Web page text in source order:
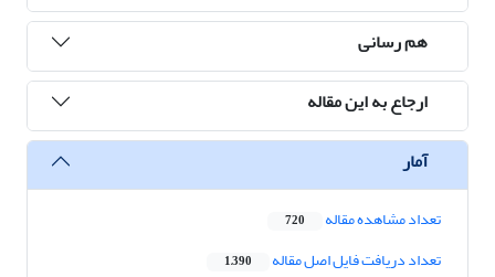
هم رسانی
ارجاع به این مقاله
آمار
تعداد مشاهده مقاله 720
تعداد دریافت فایل اصل مقاله 1,390